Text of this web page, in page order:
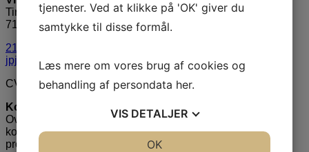
Tirsbækvej 13A
7120 Vejle Ø
21 35 49 44
jpj@villa-nordic.dk
CVR: 35648429
Kontakt mig
Overvejer I at bygge nyt hus, er I meget velkommen til at
kontakte os via formularen her, så hjælper vi jer videre i
processen.
tjenester. Ved at klikke på 'OK' giver du
samtykke til disse formål.
Læs mere om vores brug af cookies og
behandling af persondata her.
VIS DETALJER
OK